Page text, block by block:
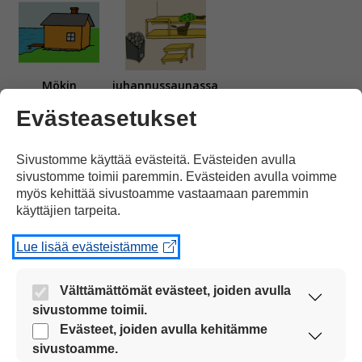
Mökin juhannussaunassa
tuoksuu vihta eli vasta, kun vihdalla taputellaan ihoa.
Sääennuste lupaa suureen osaan maata
Evästeasetukset
Sivustomme käyttää evästeitä. Evästeiden avulla
sivustomme toimii paremmin. Evästeiden avulla voimme
myös kehittää sivustoamme vastaamaan paremmin
käyttäjien tarpeita.
Lue lisää evästeistämme
Välttämättömät evästeet, joiden avulla
sivustomme toimii.
Nämä evästeet ovat aina käytössä, jotta
sivustoamme voi käyttää sujuvasti ja turvallisesti.
Evästeet, joiden avulla kehitämme
sivustoamme.